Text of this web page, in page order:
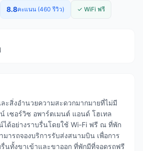
8.8คะแนน (460 รีวิว) ✓ WiFi ฟรี
ะสิ่งอำนวยความสะดวกมากมายที่ไม่มี
เซอร์วิซ อพาร์ตเมนต์ แอนด์ โฮเทล
ได้อย่างราบรื่นโดยใช้ Wi-Fi ฟรี ณ ที่พัก
ารถจองบริการรับส่งสนามบิน เพื่อการ
นทั้งขาเข้าและขาออก ที่พักมีที่จอดรถฟรี